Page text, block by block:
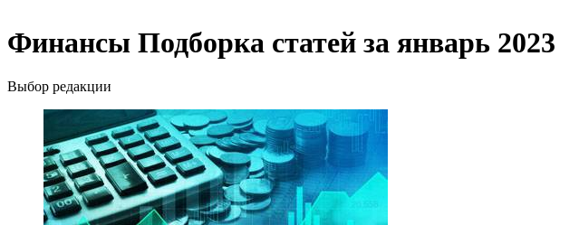
Финансы Подборка статей за январь 2023
Выбор редакции